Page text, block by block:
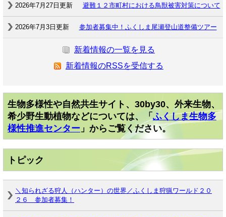
2026年7月27日更新 避難１２市町村における鳥獣被害対策について
2026年7月3日更新 参加者募集中！ふくしま尾瀬登山道整備ツアー
新着情報の一覧を見る
新着情報のRSSを受信する
生物多様性や自然共生サイト、30by30、外来生物、
希少野生動植物などについては、「ふくしま生物多
様性推進センター 」からご覧ください。
トピック
＼知られざる狩人（ハンター）の世界／ふくしま狩猟ワールド２０
２６ 参加者募集！